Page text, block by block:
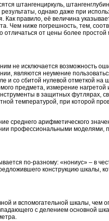
штангенциркуль,
однако даже при
Как правило, её величина
Чем ниже погрешность, тем,
отличаться от цены более простой
не исключается возможность
являются неумение
и со сбитой нулевой отметкой на
предмета, измерение нагретой
в защитных футлярах,
температурой, при которой
среднего арифметического
профессиональными моделями,
по-разному: «нониус» – в
конструкцию шкалы,
и вспомогательной шкалы, чем
с делением основной